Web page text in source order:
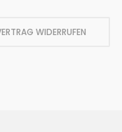
WIDERRUFEN